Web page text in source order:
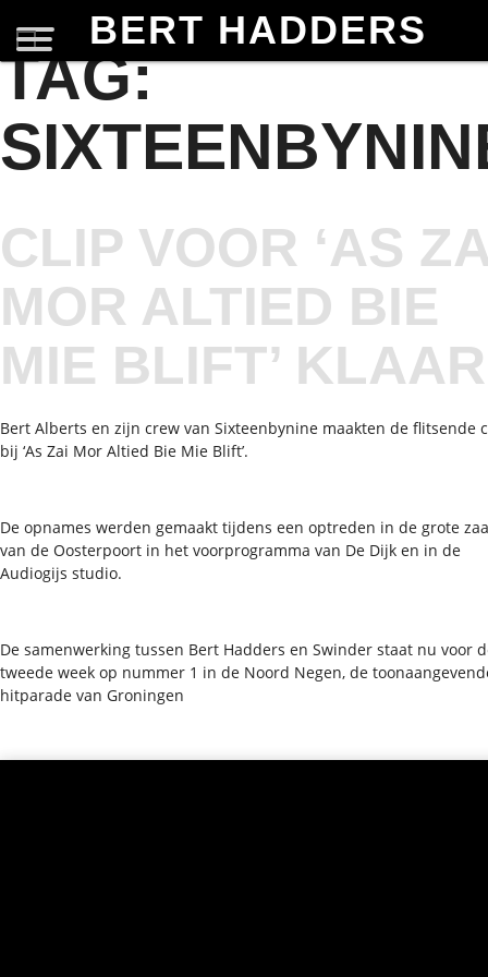
BERT HADDERS
TAG:
CLIP VOOR ‘AS
MOR ALTIED BIE
MIE BLIFT’ KLAAR
Bert Alberts en zijn crew van Sixteenbynine maakten de flitsende
bij ‘As Zai Mor Altied Bie Mie Blift’.
De opnames werden gemaakt tijdens een optreden in de grote
van de Oosterpoort in het voorprogramma van De Dijk en in de
Audiogijs studio.
De samenwerking tussen Bert Hadders en Swinder staat nu voor
tweede week op nummer 1 in de Noord Negen, de
hitparade van Groningen